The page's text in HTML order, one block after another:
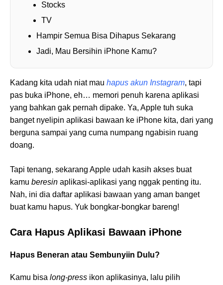
Stocks
TV
Hampir Semua Bisa Dihapus Sekarang
Jadi, Mau Bersihin iPhone Kamu?
Kadang kita udah niat mau hapus akun Instagram, tapi
pas buka iPhone, eh… memori penuh karena aplikasi
yang bahkan gak pernah dipake. Ya, Apple tuh suka
banget nyelipin aplikasi bawaan ke iPhone kita, dari yang
berguna sampai yang cuma numpang ngabisin ruang
doang.
Tapi tenang, sekarang Apple udah kasih akses buat
kamu beresin aplikasi-aplikasi yang nggak penting itu.
Nah, ini dia daftar aplikasi bawaan yang aman banget
buat kamu hapus. Yuk bongkar-bongkar bareng!
Cara Hapus Aplikasi Bawaan iPhone
Hapus Beneran atau Sembunyiin Dulu?
Kamu bisa long-press ikon aplikasinya, lalu pilih